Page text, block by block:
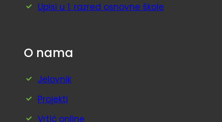
Upisi u 1. razred osnovne škole
O nama
Jelovnik
Projekti
Vrtić online